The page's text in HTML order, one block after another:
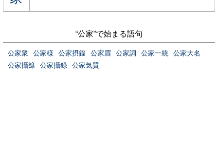
“公家”で始まる語句
公家衆 公家様 公家摂籙 公家眉 公家詞 公家一統
公家大名
公家攝籙
公家攝録 公家気質